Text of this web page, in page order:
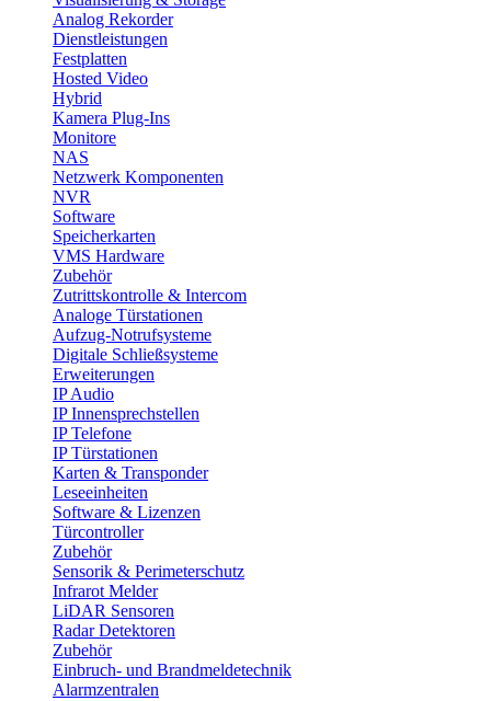
Analog Rekorder
Dienstleistungen
Festplatten
Hosted Video
Hybrid
Kamera Plug-Ins
Monitore
NAS
Netzwerk Komponenten
NVR
Software
Speicherkarten
VMS Hardware
Zubehör
Zutrittskontrolle & Intercom
Analoge Türstationen
Aufzug-Notrufsysteme
Digitale Schließsysteme
Erweiterungen
IP Audio
IP Innensprechstellen
IP Telefone
IP Türstationen
Karten & Transponder
Leseeinheiten
Software & Lizenzen
Türcontroller
Zubehör
Sensorik & Perimeterschutz
Infrarot Melder
LiDAR Sensoren
Radar Detektoren
Zubehör
Einbruch- und Brandmeldetechnik
Alarmzentralen